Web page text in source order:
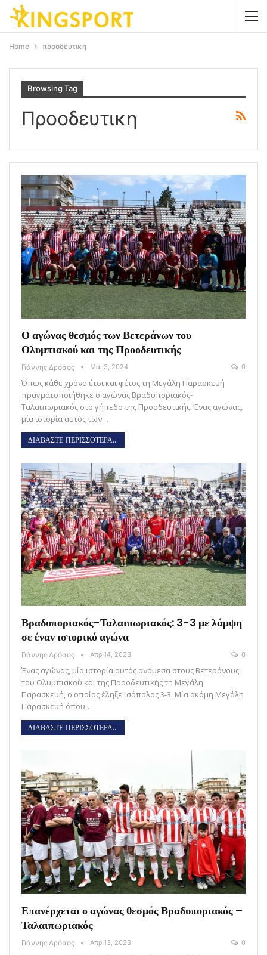
Home προοδευτικη
Browsing Tag
Προοδευτικη
Ο αγώνας θεσμός των Βετεράνων του
Ολυμπιακού και της Προοδευτικής
Γιάννης Δρόσος Μάι 3, 2024 0
Όπως κάθε χρόνο έτσι και φέτος τη Μεγάλη Παρασκευή
πραγματοποιήθηκε ο αγώνας Βραδυποριακός-
Ταλαιπωριακός στο γήπεδο της Προοδευτικής. Ένας αγώνας,
μία ιστορία αυτός των…
ΔΙΑΒΑΣΤΕ ΠΕΡΙΣΣΟΤΕΡΑ...
Βραδυποριακός-Ταλαιπωριακός: 3-3 με λάμψη
σε έναν ιστορικό αγώνα
Γιάννης Δρόσος Απρ 14, 2023 0
Ένας αγώνας, μία ιστορία αυτός ανάμεσα στους Βετεράνους
του Ολυμπιακού και της Προοδευτικής τη Μεγάλη
Παρασκευή, ο οποίος έληξε ισόπαλος 3-3. Μία ακόμη Μεγάλη
Παρασκευή όπου…
ΔΙΑΒΑΣΤΕ ΠΕΡΙΣΣΟΤΕΡΑ...
Επανέρχεται ο αγώνας θεσμός Βραδυποριακός –
Ταλαιπωριακός
Γιάννης Δρόσος Απρ 13, 2023 0